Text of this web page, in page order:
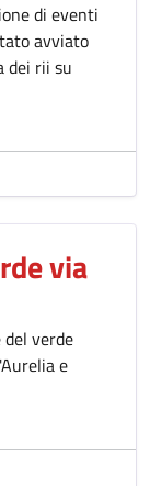
di eventi
avviato
dei rii su
via
verde
e